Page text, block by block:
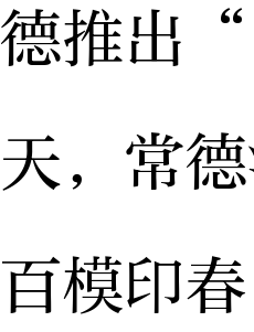
出“
，常
模印